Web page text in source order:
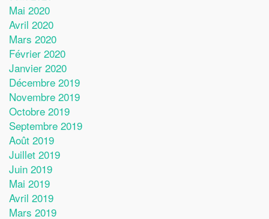
Mai 2020
Avril 2020
Mars 2020
Février 2020
Janvier 2020
Décembre 2019
Novembre 2019
Octobre 2019
Septembre 2019
Août 2019
Juillet 2019
Juin 2019
Mai 2019
Avril 2019
Mars 2019